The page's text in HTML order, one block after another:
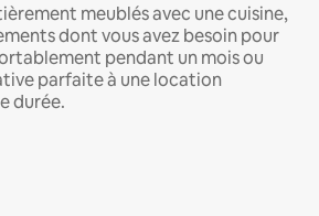
meublés avec une cuisine,
dont vous avez besoin pour
pendant un mois ou
parfaite à une location
durée.